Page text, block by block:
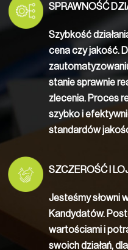
SPRAWNOŚĆ
Szybkość
cena czy jakość.
stanie sprawnie
zlecenia. Proces
szybko i
standardów
SZCZEROŚĆ I
Jesteśmy słowni
Kandydatów.
wartościami i
swoich działań,